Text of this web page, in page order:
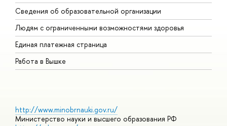
Сведения об образовательной организации
Людям с ограниченными возможностями здоровья
Единая платежная страница
Работа в Вышке
http://www.minobrnauki.gov.ru/
Министерство науки и высшего образования РФ